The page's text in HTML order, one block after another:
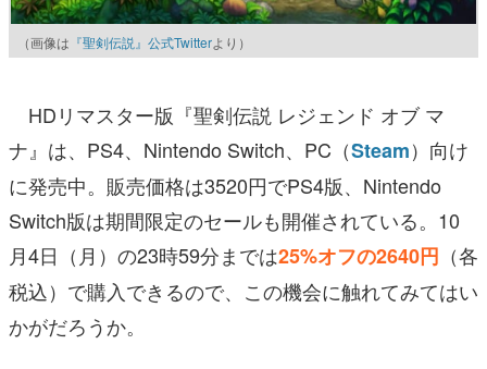
（画像は 『聖剣伝説』公式Twitterより）
HDリマスター版『聖剣伝説 レジェンド オブ マ
ナ』は、PS4、Nintendo Switch、PC（Steam）向け
に発売中。販売価格は3520円でPS4版、Nintendo
Switch版は期間限定のセールも開催されている。10
月4日（月）の23時59分までは25%オフの2640円 （各
税込）で購入できるので、この機会に触れてみてはい
かがだろうか。